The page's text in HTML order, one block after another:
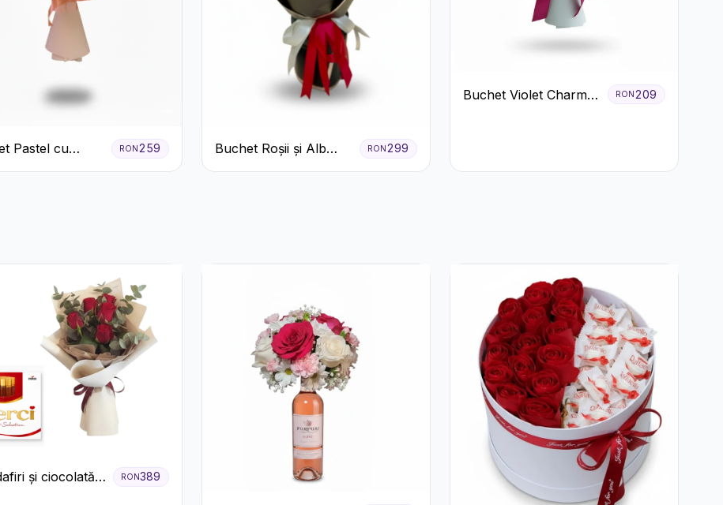
Pastel cu
și Garoafe
RON259
Buchet Roșii și Alb
Clasic
RON299
Buchet Violet Charm
RON 209
și ciocolată
RON389